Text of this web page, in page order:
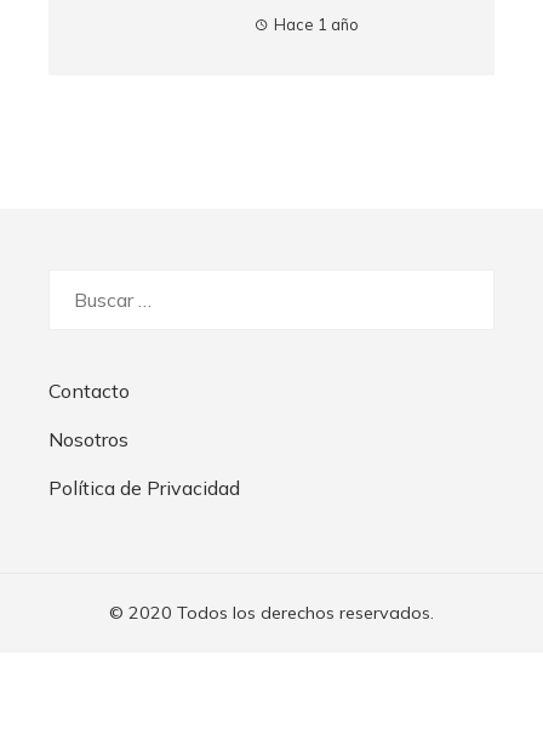
Hace 1 año
Contacto
Nosotros
Política de Privacidad
© 2020 Todos los derechos reservados.